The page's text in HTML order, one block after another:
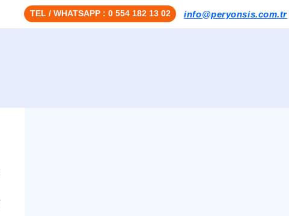
TEL / WHATSAPP : 0 554 182 13 02 info@peryonsis.com.tr